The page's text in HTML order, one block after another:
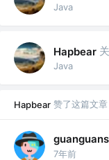
Java
Hapbear
Java
Hapbear 赞了这篇文章
guanguans
7年前